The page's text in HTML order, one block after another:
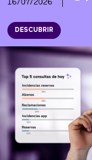
16/07/2026
DESCUBRIR